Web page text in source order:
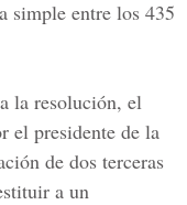
simple entre los 435
la resolución, el
el presidente de la
de dos terceras
a un